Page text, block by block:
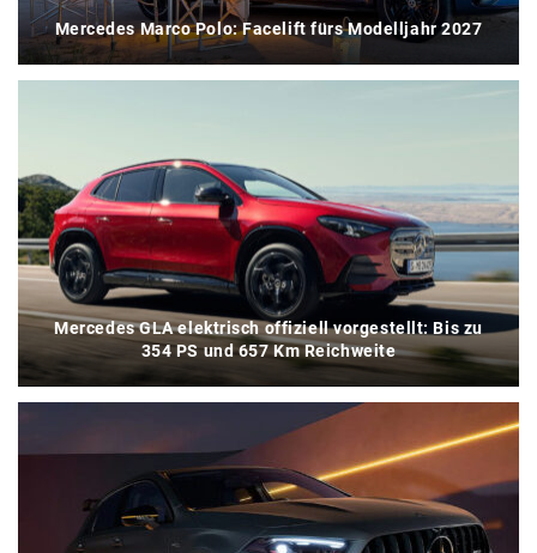
Mercedes Marco Polo: Facelift fürs Modelljahr 2027
Mercedes GLA elektrisch offiziell vorgestellt: Bis zu
354 PS und 657 Km Reichweite